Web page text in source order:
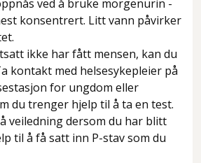
ved å bruke morgenurin -
konsentrert. Litt vann påvirker
ikke har fått mensen, kan du
kontakt med helsesykepleier på
for ungdom eller
du trenger hjelp til å ta en test.
veiledning dersom du har blitt
til å få satt inn P-stav som du